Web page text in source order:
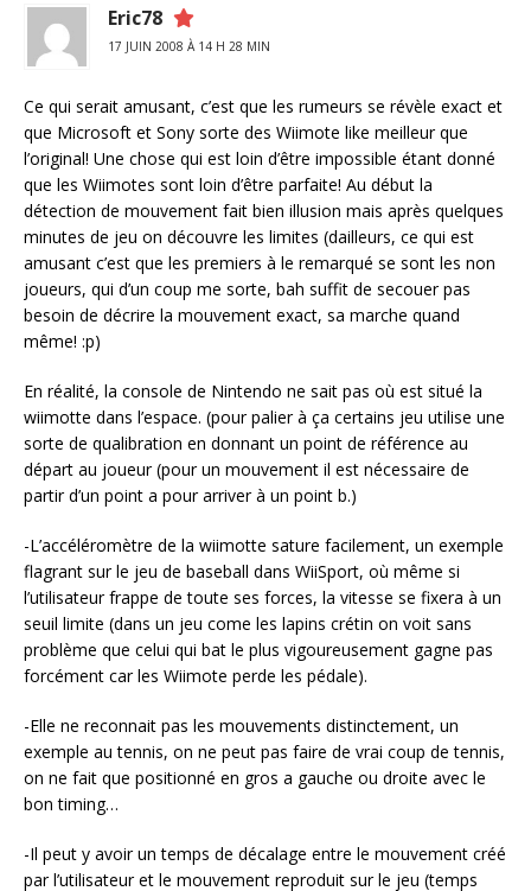
Eric78
17 JUIN 2008 À 14 H 28 MIN
Ce qui serait amusant, c’est que les rumeurs se révèle exact et
que Microsoft et Sony sorte des Wiimote like meilleur que
l’original! Une chose qui est loin d’être impossible étant donné
que les Wiimotes sont loin d’être parfaite! Au début la
détection de mouvement fait bien illusion mais après quelques
minutes de jeu on découvre les limites (dailleurs, ce qui est
amusant c’est que les premiers à le remarqué se sont les non
joueurs, qui d’un coup me sorte, bah suffit de secouer pas
besoin de décrire la mouvement exact, sa marche quand
même! :p)
En réalité, la console de Nintendo ne sait pas où est situé la
wiimotte dans l’espace. (pour palier à ça certains jeu utilise une
sorte de qualibration en donnant un point de référence au
départ au joueur (pour un mouvement il est nécessaire de
partir d’un point a pour arriver à un point b.)
-L’accéléromètre de la wiimotte sature facilement, un exemple
flagrant sur le jeu de baseball dans WiiSport, où même si
l’utilisateur frappe de toute ses forces, la vitesse se fixera à un
seuil limite (dans un jeu come les lapins crétin on voit sans
problème que celui qui bat le plus vigoureusement gagne pas
forcément car les Wiimote perde les pédale).
-Elle ne reconnait pas les mouvements distinctement, un
exemple au tennis, on ne peut pas faire de vrai coup de tennis,
on ne fait que positionné en gros a gauche ou droite avec le
bon timing…
-Il peut y avoir un temps de décalage entre le mouvement créé
par l’utilisateur et le mouvement reproduit sur le jeu (temps